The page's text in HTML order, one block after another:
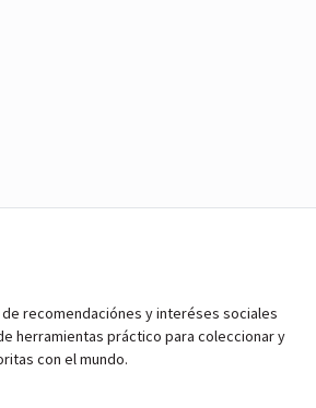
de recomendaciónes y interéses sociales
herramientas práctico para coleccionar y
con el mundo.